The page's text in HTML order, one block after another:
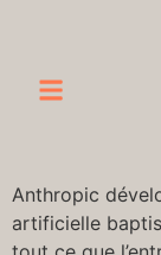
Anthropic
artificielle